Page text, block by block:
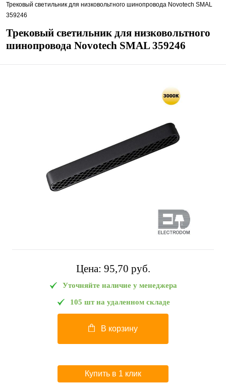
Трековый светильник для низковольтного шинопровода Novotech SMAL
359246
Трековый светильник для низковольтного
шинопровода Novotech SMAL 359246
Цена: 95,70 pуб.
Уточняйте наличие у менеджера
105 шт на удаленном складе
В корзину
Купить в 1 клик